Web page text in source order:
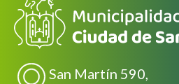
San Martín 590,